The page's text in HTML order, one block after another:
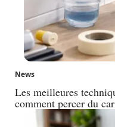
News
Les meilleures
comment percer du